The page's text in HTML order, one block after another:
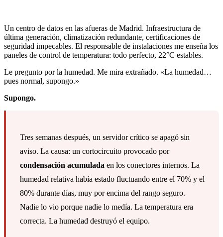
Un centro de datos en las afueras de Madrid. Infraestructura de
última generación, climatización redundante, certificaciones de
seguridad impecables. El responsable de instalaciones me enseña los
paneles de control de temperatura: todo perfecto, 22°C estables.
Le pregunto por la humedad. Me mira extrañado. «La humedad…
pues normal, supongo.»
Supongo.
Tres semanas después, un servidor crítico se apagó sin
aviso. La causa: un cortocircuito provocado por
condensación acumulada en los conectores internos. La
humedad relativa había estado fluctuando entre el 70% y el
80% durante días, muy por encima del rango seguro.
Nadie lo vio porque nadie lo medía. La temperatura era
correcta. La humedad destruyó el equipo.